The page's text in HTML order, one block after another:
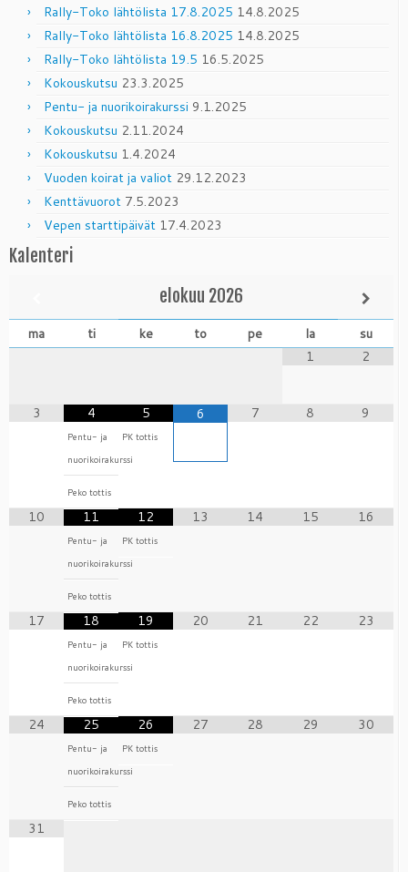
Rally-Toko lähtölista 17.8.2025 14.8.2025
Rally-Toko lähtölista 16.8.2025 14.8.2025
Rally-Toko lähtölista 19.5 16.5.2025
Kokouskutsu 23.3.2025
Pentu- ja nuorikoirakurssi 9.1.2025
Kokouskutsu 2.11.2024
Kokouskutsu 1.4.2024
Vuoden koirat ja valiot 29.12.2023
Kenttävuorot 7.5.2023
Vepen starttipäivät 17.4.2023
Kalenteri
elokuu 2026
ma ti ke to pe la
su
1
2
3 4
Pentu- ja
nuorikoirakurssi
Peko tottis
5
PK tottis
6 7 8 9
10 11
Pentu- ja
nuorikoirakurssi
Peko tottis
12
PK tottis
13 14 15 16
17 18
Pentu- ja
nuorikoirakurssi
Peko tottis
19
PK tottis
20 21 22 23
24 25
Pentu- ja
nuorikoirakurssi
Peko tottis
26
PK tottis
27 28 29 30
31